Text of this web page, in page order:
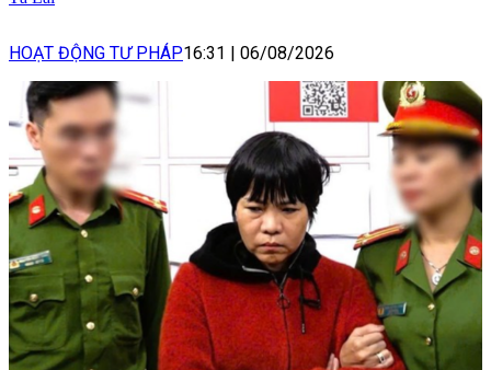
HOẠT ĐỘNG TƯ PHÁP16:31 | 06/08/2026